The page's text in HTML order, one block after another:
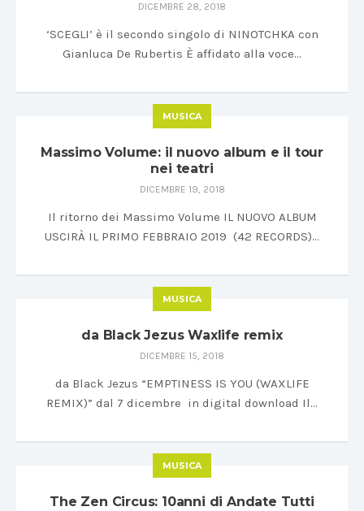
DICEMBRE 28, 2018
‘SCEGLI’ è il secondo singolo di NINOTCHKA con
Gianluca De Rubertis È affidato alla voce…
MUSICA
Massimo Volume: il nuovo album e il tour
nei teatri
DICEMBRE 19, 2018
Il ritorno dei Massimo Volume IL NUOVO ALBUM
USCIRÀ IL PRIMO FEBBRAIO 2019 (42 RECORDS)…
MUSICA
da Black Jezus Waxlife remix
DICEMBRE 15, 2018
da Black Jezus “EMPTINESS IS YOU (WAXLIFE
REMIX)” dal 7 dicembre in digital download Il…
MUSICA
The Zen Circus: 10anni di Andate Tutti